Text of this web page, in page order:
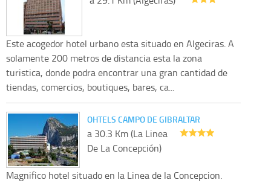
Este acogedor hotel urbano esta situado en Algeciras. A
solamente 200 metros de distancia esta la zona
turistica, donde podra encontrar una gran cantidad de
tiendas, comercios, boutiques, bares, ca...
OHTELS CAMPO DE GIBRALTAR
a 30.3 Km (La Linea
De La Concepción)
Magnifico hotel situado en la Linea de la Concepcion.